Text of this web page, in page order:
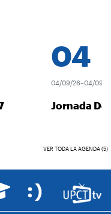
04
04/09/26–04/09/26
Jornada
VER TODA LA AGENDA (5)